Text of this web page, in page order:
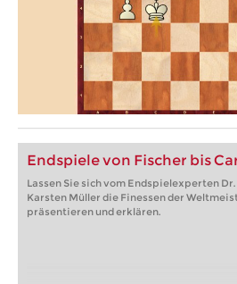
Endspiele von Fischer bis
Lassen Sie sich vom Endspielexperten Dr.
Karsten Müller die Finessen der
präsentieren und erklären.